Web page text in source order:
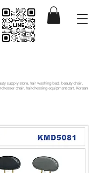
supply store, hair washing bed, beauty chair,
chair, hairdressing equipment cart, Korean